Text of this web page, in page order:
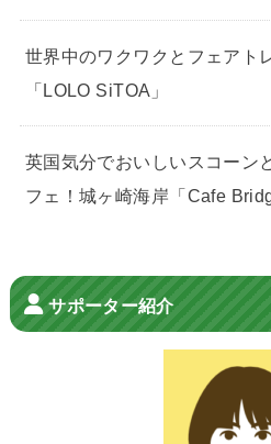
世界中のワクワクとフェアト
「LOLO SiTOA」
英国気分でおいしいスコーン
フェ！城ヶ崎海岸「Cafe
サポーター紹介